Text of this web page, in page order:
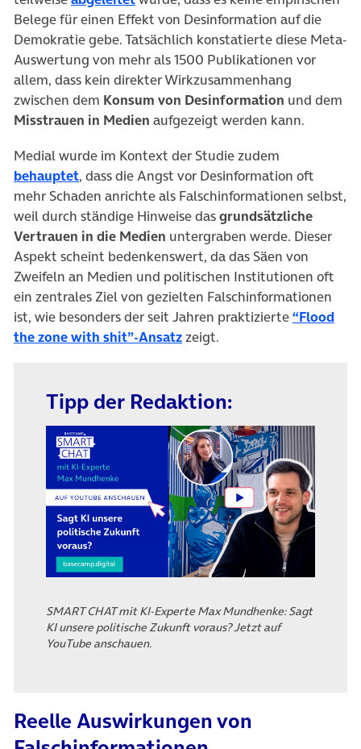
Belege für einen Effekt von Desinformation auf die
Demokratie gebe. Tatsächlich konstatierte diese Meta-
Auswertung von mehr als 1500 Publikationen vor
allem, dass kein direkter Wirkzusammenhang
zwischen dem Konsum von Desinformation und dem
Misstrauen in Medien aufgezeigt werden kann.
Medial wurde im Kontext der Studie zudem
behauptet(öffnet in neuem Tab)
, dass die Angst vor Desinformation oft
mehr Schaden anrichte als Falschinformationen selbst,
weil durch ständige Hinweise dasgrundsätzliche
Vertrauen in die Medien untergraben werde. Dieser
Aspekt scheint bedenkenswert, da das Säen von
Zweifeln an Medien und politischen Institutionen oft
ein zentrales Ziel von gezielten Falschinformationen
ist, wie besonders der seit Jahren praktizierte“Flood
the zone with shit”-Ansatz(öffnet in neuem Tab)
zeigt.
Tipp der Redaktion:
(öffnet in neuem Tab)
SMART CHAT mit KI-Experte Max Mundhenke: Sagt
KI unsere politische Zukunft voraus? Jetzt auf
YouTube anschauen.
Reelle Auswirkungen von